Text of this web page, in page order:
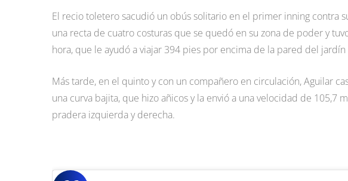
El recio toletero sacudió un obús solitario en el primer inning contra
una recta de cuatro costuras que se quedó en su zona de poder y
hora, que le ayudó a viajar 394 pies por encima de la pared del
Más tarde, en el quinto y con un compañero en circulación, Aguilar
una curva bajita, que hizo añicos y la envió a una velocidad de 105,7
pradera izquierda y derecha.